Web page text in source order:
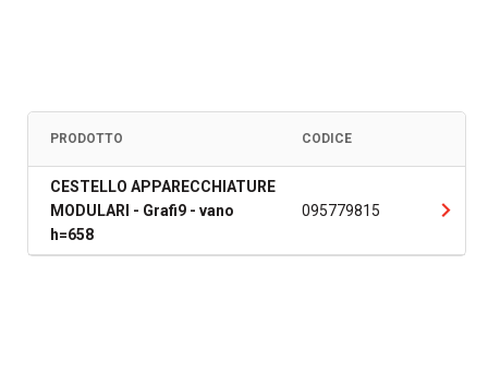
PRODOTTO CODICE
CESTELLO APPARECCHIATURE
MODULARI - Grafi9 - vano
h=658
095779815